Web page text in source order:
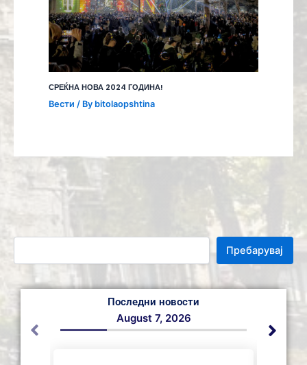
Пребарувај
Последни новости
August 7, 2026
СРЕЌНА НОВА 2024 ГОДИНА!
Вести / By bitolaopshtina